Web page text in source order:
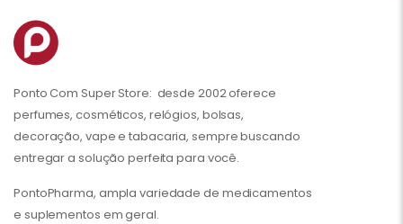
Ponto Com Super Store: desde 2002 oferece
perfumes, cosméticos, relógios, bolsas,
decoração, vape e tabacaria, sempre buscando
entregar a solução perfeita para você.
PontoPharma, ampla variedade de medicamentos
e suplementos em geral.